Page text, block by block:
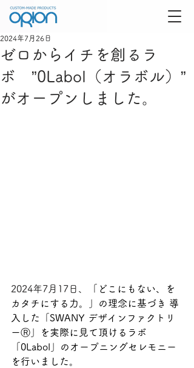
ゼロからイチを創るラ
ボ ”0Labol（オラボル）”
がオープンしました。
2024年7月26日
2024年7月17日、
「どこにもない、を
カタチにする力。」の理念に基づき 導
入した「SWANY デザインファクトリ
ーⓇ」を実際に見て頂けるラボ
「0Labol」のオープニングセレモニー
を行いました。